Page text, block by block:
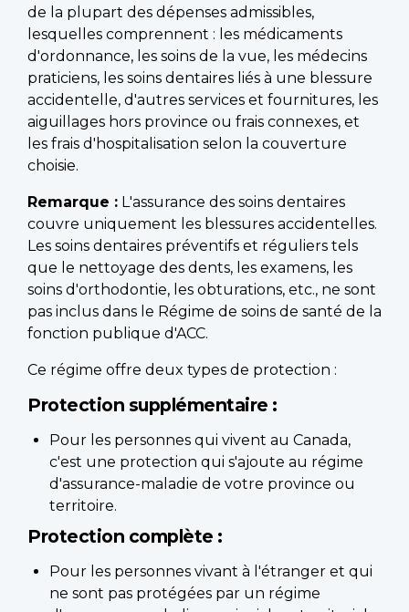
de la plupart des dépenses admissibles,
lesquelles comprennent : les médicaments
d'ordonnance, les soins de la vue, les médecins
praticiens, les soins dentaires liés à une blessure
accidentelle, d'autres services et fournitures, les
aiguillages hors province ou frais connexes, et
les frais d'hospitalisation selon la couverture
choisie.
Remarque : L'assurance des soins dentaires
couvre uniquement les blessures accidentelles.
Les soins dentaires préventifs et réguliers tels
que le nettoyage des dents, les examens, les
soins d'orthodontie, les obturations, etc., ne sont
pas inclus dans le Régime de soins de santé de la
fonction publique d'ACC.
Ce régime offre deux types de protection :
Protection supplémentaire :
Pour les personnes qui vivent au Canada,
c'est une protection qui s'ajoute au régime
d'assurance-maladie de votre province ou
territoire.
Protection complète :
Pour les personnes vivant à l'étranger et qui
ne sont pas protégées par un régime